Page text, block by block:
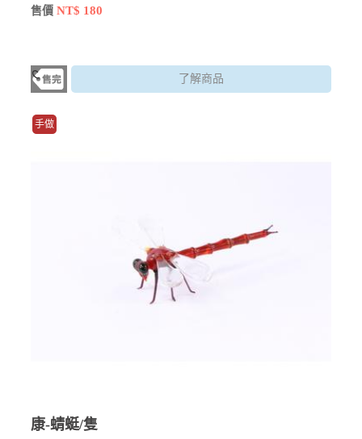
品越考驗師傅的眼力
售價NT$ 180
了解商品
手做
康-蜻蜓/隻